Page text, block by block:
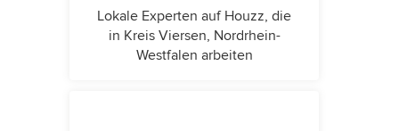
Lokale Experten auf Houzz, die
in Kreis Viersen, Nordrhein-
Westfalen arbeiten